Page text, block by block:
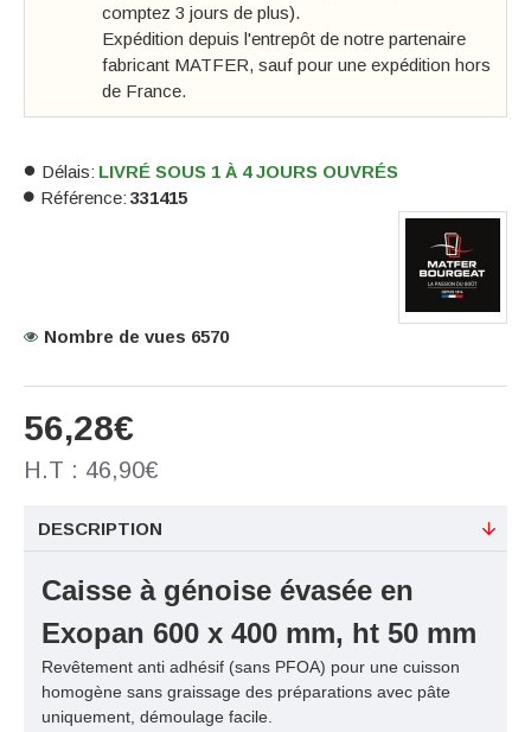
comptez 3 jours de plus).
Expédition depuis l'entrepôt de notre partenaire
fabricant MATFER, sauf pour une expédition hors
de France.
56,28€
H.T : 46,90€
Délais: LIVRÉ SOUS 1 À 4 JOURS OUVRÉS
Référence: 331415
Nombre de vues 6570
DESCRIPTION
Caisse à génoise évasée en
Exopan 600 x 400 mm, ht 50 mm
Revêtement anti adhésif (sans PFOA) pour une cuisson
homogène sans graissage des préparations avec pâte
uniquement, démoulage facile.